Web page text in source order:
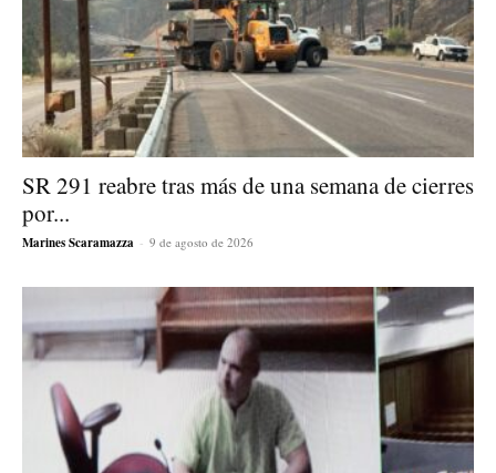
SR 291 reabre tras más de una semana de cierres
por...
Marines Scaramazza - 9 de agosto de 2026